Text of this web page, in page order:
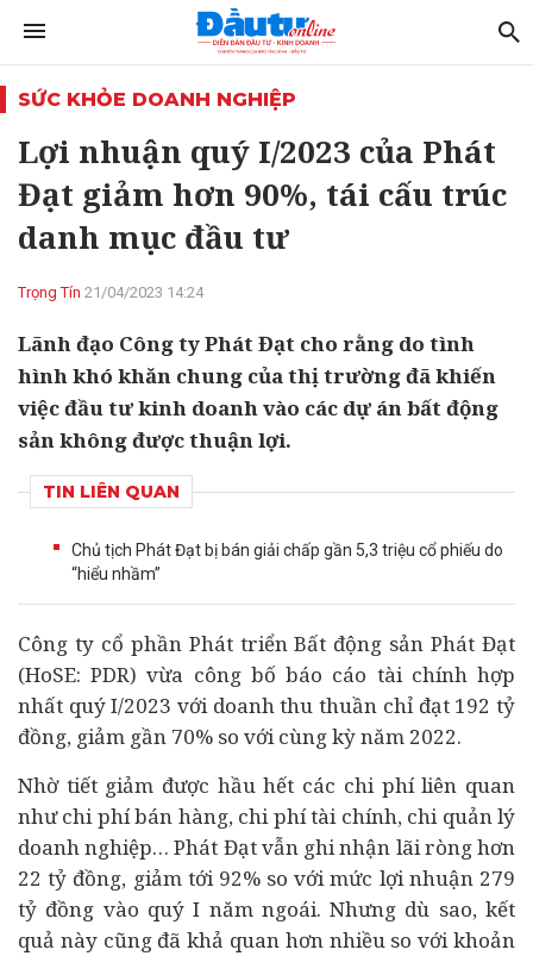
SỨC KHỎE DOANH NGHIỆP
Lợi nhuận quý I/2023 của Phát
Đạt giảm hơn 90%, tái cấu trúc
danh mục đầu tư
Trọng Tín 21/04/2023 14:24
Lãnh đạo Công ty Phát Đạt cho rằng do tình
hình khó khăn chung của thị trường đã khiến
việc đầu tư kinh doanh vào các dự án bất động
sản không được thuận lợi.
TIN LIÊN QUAN
Chủ tịch Phát Đạt bị bán giải chấp gần 5,3 triệu cổ phiếu do
“hiểu nhầm”
Công ty cổ phần Phát triểnBất động sản Phát Đạt
(HoSE: PDR) vừa công bố báo cáo tài chínhhợp
nhất quý I/2023 với doanh thu thuần chỉ đạt 192 tỷ
đồng, giảm gần 70% so với cùng kỳ năm 2022.
Nhờ tiết giảm được hầu hết các chi phí liên quan
như chi phí bán hàng, chi phí tài chính, chi quản lý
doanh nghiệp… Phát Đạt vẫn ghi nhận lãi ròng hơn
22 tỷ đồng, giảm tới 92% so với mức lợi nhuận 279
tỷ đồng vào quý I năm ngoái. Nhưng dù sao, kết
quả này cũng đã khả quan hơn nhiều so với khoản